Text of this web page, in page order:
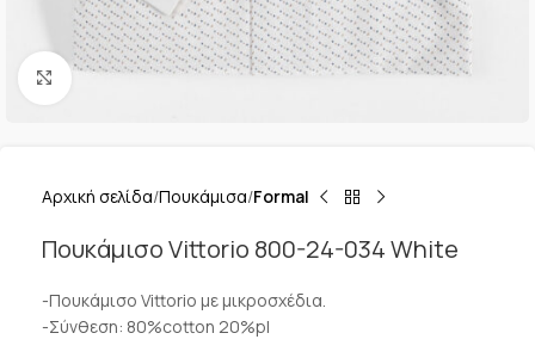
Κλικ για μεγέθυνση
Αρχική σελίδα Πουκάμισα Formal
Πουκάμισο Vittorio 800-24-034 White
-Πουκάμισο Vittorio με μικροσχέδια.
-Σύνθεση: 80%cotton 20%pl